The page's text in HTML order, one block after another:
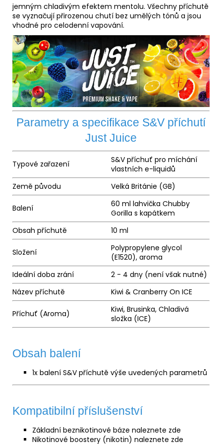
jemným chladivým efektem mentolu. Všechny příchutě
se vyznačují přirozenou chutí bez umělých tónů a jsou
vhodné pro celodenní vapování.
Parametry a specifikace S&V příchutí
Just Juice
Typové zařazení
S&V příchuť pro míchání
vlastních e-liquidů
Země původu
Velká Británie (GB)
Balení
60 ml lahvička Chubby
Gorilla s kapátkem
Obsah příchutě
10 ml
Složení
Polypropylene glycol
(E1520), aroma
Ideální doba zrání
2 - 4 dny (není však nutné)
Název příchutě
Kiwi & Cranberry On ICE
Příchuť (Aroma)
Kiwi, Brusinka, Chladivá
složka (ICE)
Obsah balení
1x balení S&V příchutě výše uvedených parametrů
Kompatibilní příslušenství
Základní beznikotinové báze naleznete zde
Nikotinové boostery (nikotin) naleznete zde